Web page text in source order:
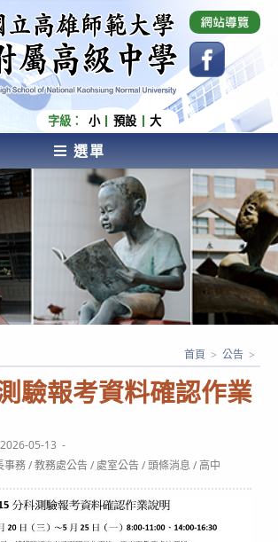
學附屬高級中學 Affiliated Senior
of National Kaohsiung Normal
University
字級： 小 預設 大
選單
HIGH SCHOOL OF NATIONAL
NORMAL UNIVERSITY
驗報考資料確認作業
首頁 > 公告 >
2026-05-13
事務/教務處公告/處室公告/頭條消息 /高中